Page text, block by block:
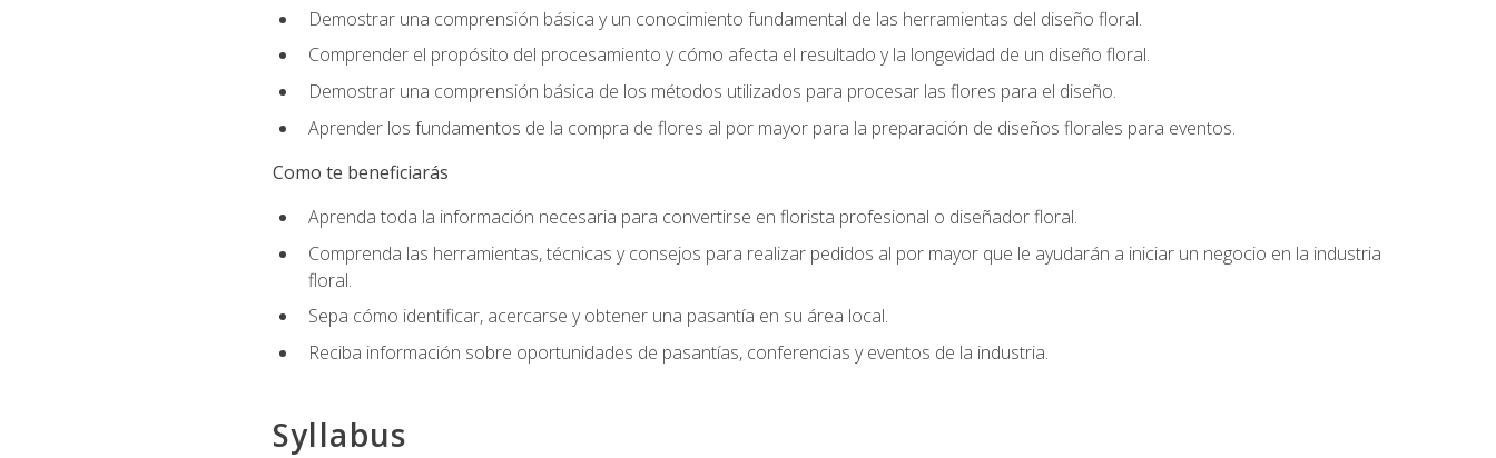
Demostrar una comprensión básica y un conocimiento fundamental de las herramientas del diseño floral.
Comprender el propósito del procesamiento y cómo afecta el resultado y la longevidad de un diseño floral.
Demostrar una comprensión básica de los métodos utilizados para procesar las flores para el diseño.
Aprender los fundamentos de la compra de flores al por mayor para la preparación de diseños florales para eventos.
Como te beneficiarás
Aprenda toda la información necesaria para convertirse en florista profesional o diseñador floral.
Comprenda las herramientas, técnicas y consejos para realizar pedidos al por mayor que le ayudarán a iniciar un negocio en la industria
floral.
Sepa cómo identificar, acercarse y obtener una pasantía en su área local.
Reciba información sobre oportunidades de pasantías, conferencias y eventos de la industria.
Syllabus